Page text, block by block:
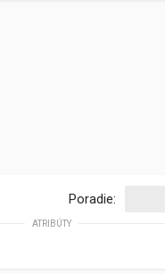
Poradie:
ATRIBÚTY